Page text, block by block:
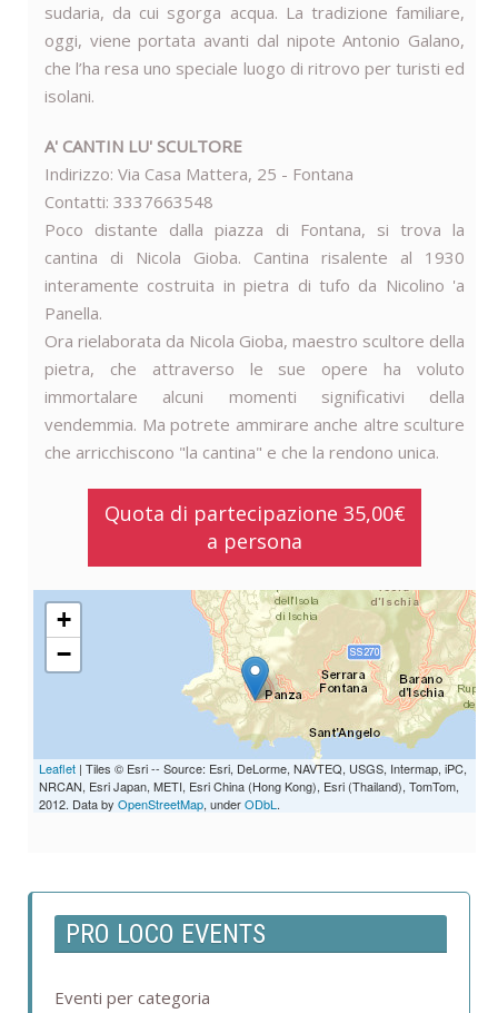
sudaria, da cui sgorga acqua. La tradizione familiare,
oggi, viene portata avanti dal nipote Antonio Galano,
che l’ha resa uno speciale luogo di ritrovo per turisti ed
isolani.
A' CANTIN LU' SCULTORE
Indirizzo: Via Casa Mattera, 25 - Fontana
Contatti: 3337663548
Poco distante dalla piazza di Fontana, si trova la
cantina di Nicola Gioba. Cantina risalente al 1930
interamente costruita in pietra di tufo da Nicolino 'a
Panella.
Ora rielaborata da Nicola Gioba, maestro scultore della
pietra, che attraverso le sue opere ha voluto
immortalare alcuni momenti significativi della
vendemmia. Ma potrete ammirare anche altre sculture
che arricchiscono "la cantina" e che la rendono unica.
Quota di partecipazione 35,00€
a persona
+
−
Leaflet | Tiles © Esri -- Source: Esri, DeLorme, NAVTEQ, USGS, Intermap, iPC,
NRCAN, Esri Japan, METI, Esri China (Hong Kong), Esri (Thailand), TomTom,
2012. Data by OpenStreetMap, underODbL.
PRO LOCO EVENTS
Eventi per categoria